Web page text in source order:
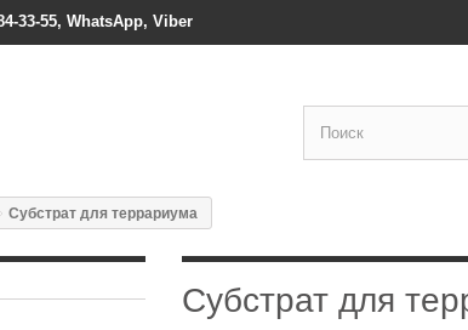
33-55, WhatsApp, Viber
Субстрат для террариума
Субстрат для